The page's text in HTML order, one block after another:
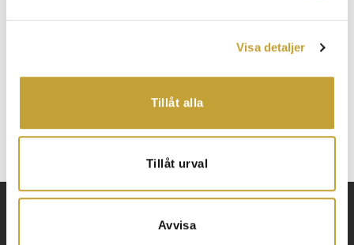
Visa detaljer
Tillåt alla
Tillåt urval
Avvisa
Vi söker en säkerhetsinstallatör
Konstnärlig frihet och trygghet i balans – Monitor Larm
bakom säkerheten i Karlastaden